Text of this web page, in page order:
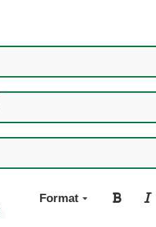
Format